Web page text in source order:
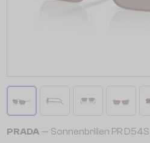
PRADA — Sonnenbrillen PR